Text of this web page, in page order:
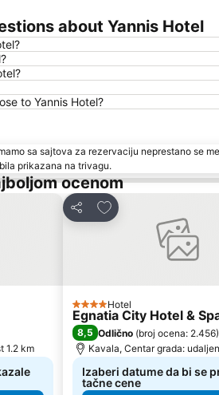
about Yannis Hotel
to Yannis Hotel?
sa sajtova za rezervaciju neprestano se
prikazana na trivagu.
ocenom
1.2 km
Deli
Dodati u favorite
4 Zvezdice
Hotel
Egnatia City Hotel &
8,5 Odlično (broj ocena: 2.456)
Kavala, Centar grada:
Izaberi datume da bi se
tačne cene